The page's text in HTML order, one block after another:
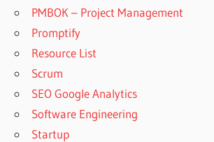
PMBOK – Project Management
Promptify
Resource List
Scrum
SEO Google Analytics
Software Engineering
Startup